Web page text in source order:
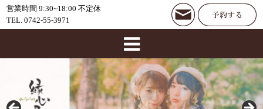
営業時間 9:30~18:00 不定休
TEL. 0742-55-3971